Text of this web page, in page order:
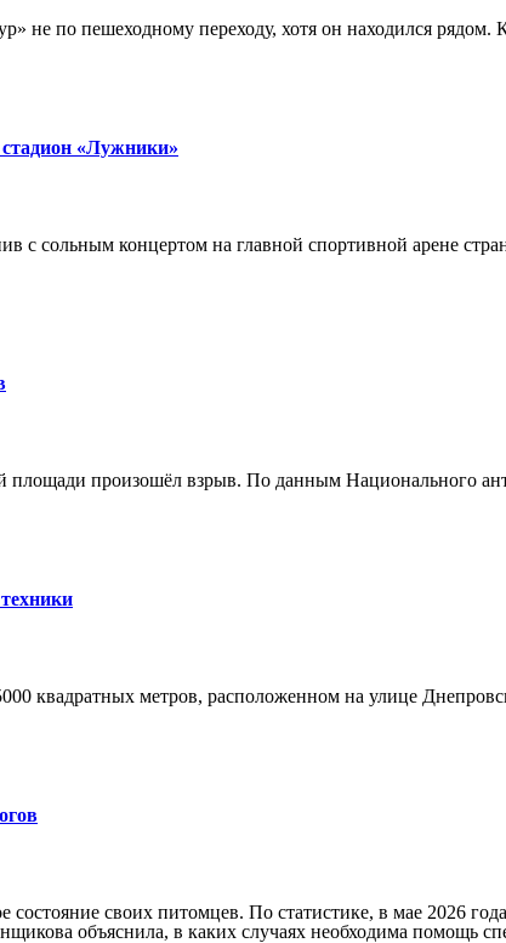
не по пешеходному переходу, хотя он находился
«Лужники»
с сольным концертом на главной спортивной арене
площади произошёл взрыв. По данным Национального
квадратных метров, расположенном на улице
своих питомцев. По статистике, в мае 2026
объяснила, в каких случаях необходима помощь